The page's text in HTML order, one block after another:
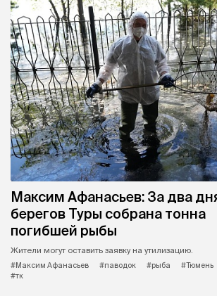
Максим Афанасьев: За два
берегов Туры собрана тонна
погибшей рыбы
Жители могут оставить заявку на утилизацию.
#Максим Афанасьев
#паводок #рыба #Тюмень
#тк